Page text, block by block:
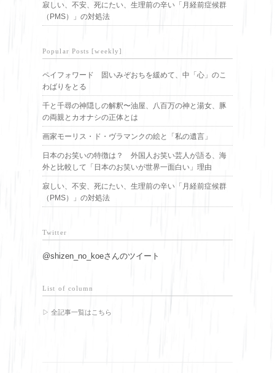
寂しい、不安、死にたい、生理前の辛い「月経前症候群
（PMS）」の対処法
Popular Posts [weekly]
ペイフォワード 固いみぞおちを緩めて、中「心」のこ
わばりをとる
千と千尋の神隠しの解釈〜油屋、八百万の神と湯女、豚
の両親とカオナシの正体とは
画家モーリス・ド・ヴラマンクの絵と「私の遺言」
日本のお笑いの特徴は？ 外国人お笑い芸人が語る、海
外と比較して「日本のお笑いが世界一面白い」理由
寂しい、不安、死にたい、生理前の辛い「月経前症候群
（PMS）」の対処法
Twitter
@shizen_no_koeさんのツイート
List of column
▷ 全記事一覧はこちら